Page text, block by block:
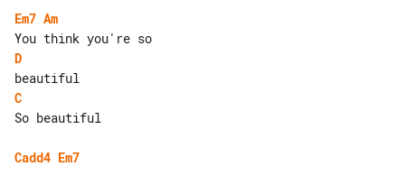
Em7 Am
D
C
So beautiful
Cadd4 Em7